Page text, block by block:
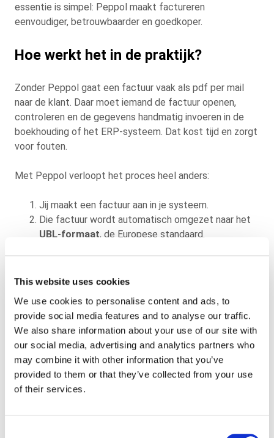
This website uses cookies
We use cookies to personalise content and ads, to
provide social media features and to analyse our traffic.
We also share information about your use of our site with
our social media, advertising and analytics partners who
may combine it with other information that you’ve
provided to them or that they’ve collected from your use
of their services.
essentie is simpel: Peppol maakt factureren
eenvoudiger, betrouwbaarder en goedkoper.
Hoe werkt het in de praktijk?
Zonder Peppol gaat een factuur vaak als pdf per mail
naar de klant. Daar moet iemand de factuur openen,
controleren en de gegevens handmatig invoeren in de
boekhouding of het ERP-systeem. Dat kost tijd en zorgt
voor fouten.
Met Peppol verloopt het proces heel anders:
Jij maakt een factuur aan in je systeem.
Die factuur wordt automatisch omgezet naar het
UBL-formaat, de Europese standaard.
ontvanger.
traceerbaarheid en zekerheid.
Het resultaat: geen handwerk, geen fouten en een
enorme versnelling van het proces.
Voorbeeld uit de praktijk: Vattenfall
Een goed voorbeeld is Vattenfall. Dit energiebedrijf
wilde zijn facturatieprocessen moderniseren en koos